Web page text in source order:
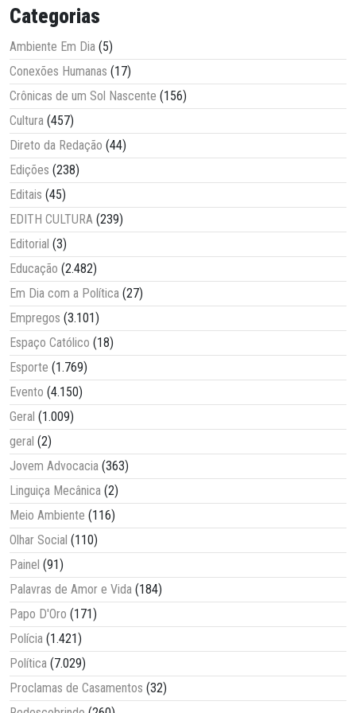
Categorias
Ambiente Em Dia (5)
Conexões Humanas (17)
Crônicas de um Sol Nascente (156)
Cultura (457)
Direto da Redação (44)
Edições (238)
Editais (45)
EDITH CULTURA (239)
Editorial (3)
Educação (2.482)
Em Dia com a Política (27)
Empregos (3.101)
Espaço Católico (18)
Esporte (1.769)
Evento (4.150)
Geral (1.009)
geral (2)
Jovem Advocacia (363)
Linguiça Mecânica (2)
Meio Ambiente (116)
Olhar Social (110)
Painel (91)
Palavras de Amor e Vida (184)
Papo D'Oro (171)
Polícia (1.421)
Política (7.029)
Proclamas de Casamentos (32)